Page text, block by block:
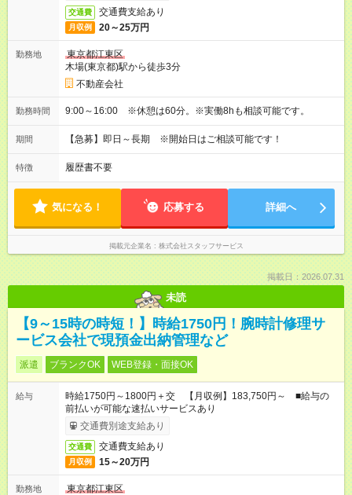
交通費 交通費支給あり
月収例 20～25万円
勤務地
東京都江東区
木場(東京都)駅から徒歩3分
不動産会社
勤務時間 9:00～16:00 ※休憩は60分。※実働8hも相談可能です。
期間 【急募】即日～長期 ※開始日はご相談可能です！
特徴 履歴書不要
気になる！ 応募する 詳細へ
掲載元企業名 株式会社スタッフサービス
掲載日：2026.07.31
未読
【9～15時の時短！】時給1750円！腕時計修理サ
ービス会社で現預金出納管理など
派遣 ブランクOK WEB登録・面接OK
給与
時給1750円～1800円＋交 【月収例】183,750円～ ■給与の
前払いが可能な速払いサービスあり
交通費別途支給あり
交通費 交通費支給あり
月収例 15～20万円
勤務地
東京都江東区